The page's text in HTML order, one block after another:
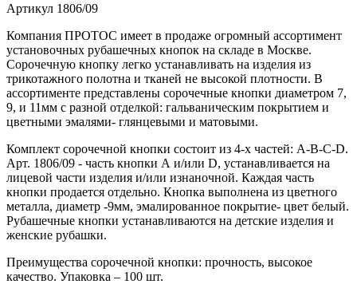
Артикул 1806/09
Компания ПРОТОС имеет в продаже огромный ассортимент
установочных рубашечных кнопок на складе в Москве.
Сорочечную кнопку легко устанавливать на изделия из
трикотажного полотна и тканей не высокой плотности. В
ассортименте представлены сорочечные кнопки диаметром 7,
9, и 11мм с разной отделкой: гальваническим покрытием и
цветными эмалями- глянцевыми и матовыми.
Комплект сорочечной кнопки состоит из 4-х частей: А-В-С-D.
Арт. 1806/09 - часть кнопки А и/или D, устанавливается на
лицевой части изделия и/или изнаночной. Каждая часть
кнопки продается отдельно. Кнопка выполнена из цветного
металла, диаметр -9мм, эмалированное покрытие- цвет белый.
Рубашечные кнопки устанавливаются на детские изделия и
женские рубашки.
Преимущества сорочечной кнопки: прочность, высокое
качество. Упаковка – 100 шт.